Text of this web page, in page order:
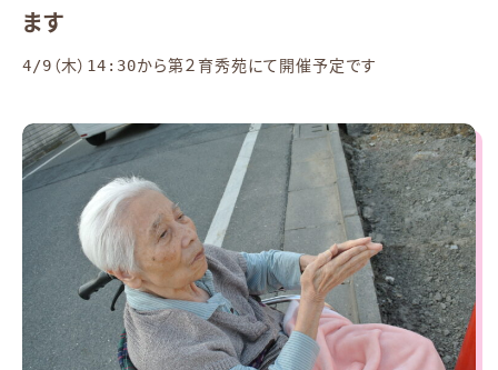
ます
4/9（木）14:30から第２育秀苑にて開催予定です